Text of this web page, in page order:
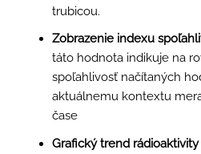
trubicou.
Zobrazenie indexu
táto hodnota indikuje na
spoľahlivosť načítaných
aktuálnemu kontextu
čase
Grafický trend rádioaktivity